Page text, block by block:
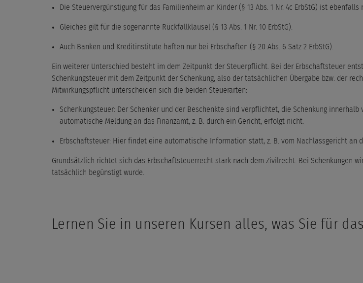
Die Steuervergünstigung für das Familienheim an Kinder (§ 13 Abs. 1 Nr. 4c ErbStG) ist ebenfalls
Gleiches gilt für die sogenannte Rückfallklausel (§ 13 Abs. 1 Nr. 10 ErbStG).
Auch Banken und Kreditinstitute haften nur bei Erbschaften (§ 20 Abs. 6 Satz 2 ErbStG).
Ein weiterer Unterschied besteht im dem Zeitpunkt der Steuerpflicht. Bei der Erbschaftsteuer
Schenkungsteuer mit dem Zeitpunkt der Schenkung, also der tatsächlichen Übergabe bzw. der
Mitwirkungspflicht unterscheiden sich die beiden Steuerarten:
Schenkungsteuer: Der Schenker und der Beschenkte sind verpflichtet, die Schenkung innerhalb
automatische Meldung an das Finanzamt, z. B. durch ein Gericht, erfolgt nicht.
Erbschaftsteuer: Hier findet eine automatische Information statt, z. B. vom Nachlassgericht an
Grundsätzlich richtet sich das Erbschaftsteuerrecht stark nach dem Zivilrecht. Bei Schenkungen
tatsächlich begünstigt wurde.
Lernen Sie in unseren Kursen alles, was Sie für